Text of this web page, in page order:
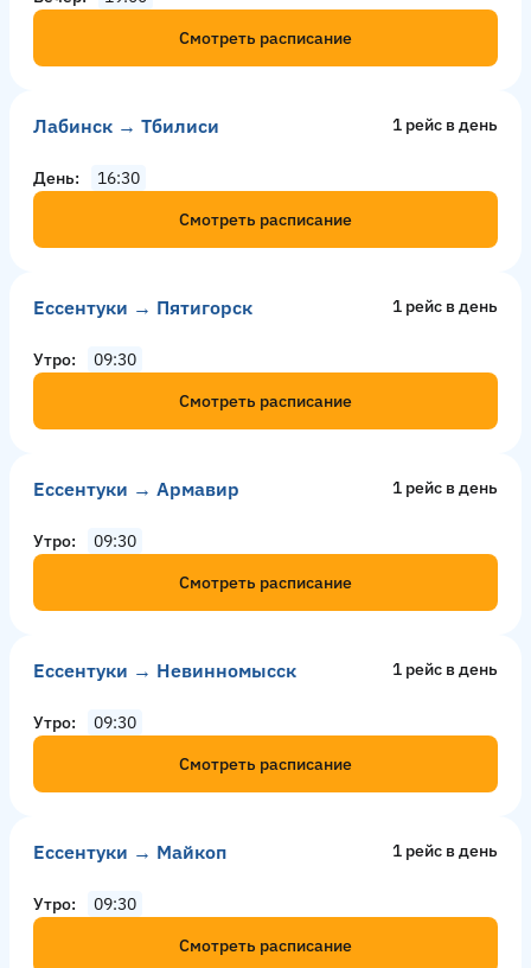
Смотреть расписание
Лабинск → Тбилиси 1 рейс в день
День
16:30
Смотреть расписание
Ессентуки → Пятигорск 1 рейс в день
Утро
09:30
Смотреть расписание
Ессентуки → Армавир 1 рейс в день
Утро
09:30
Смотреть расписание
Ессентуки → Невинномысск 1 рейс в день
Утро
09:30
Смотреть расписание
Ессентуки → Майкоп 1 рейс в день
Утро
09:30
Смотреть расписание